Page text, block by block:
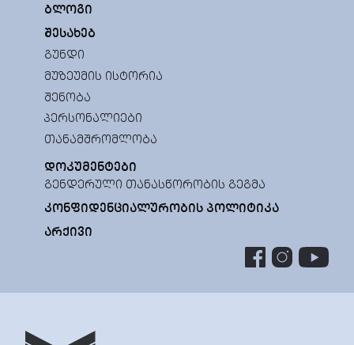
ᲑᲚᲝᲒᲘ
ᲨᲔᲡᲐᲮᲔᲑ
ᲒᲣᲜᲓᲘ
ᲛᲣᲖᲔᲣᲛᲘᲡ ᲘᲡᲢᲝᲠᲘᲐ
ᲨᲔᲜᲝᲑᲐ
ᲞᲔᲠᲡᲝᲜᲐᲚᲘᲔᲑᲘ
ᲗᲐᲜᲐᲛᲨᲠᲝᲛᲚᲝᲑᲐ
ᲓᲝᲙᲣᲛᲔᲜᲢᲔᲑᲘ
ᲒᲔᲜᲓᲔᲠᲣᲚᲘ ᲗᲐᲜᲐᲡᲬᲝᲠᲝᲑᲘᲡ ᲒᲔᲒᲛᲐ
ᲙᲝᲜᲤᲘᲓᲔᲜᲪᲘᲐᲚᲣᲠᲝᲑᲘᲡ ᲞᲝᲚᲘᲢᲘᲙᲐ
ᲐᲠᲥᲘᲕᲘ